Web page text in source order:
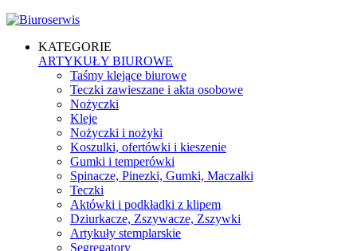
KATEGORIE
ARTYKUŁY BIUROWE
Taśmy klejące biurowe
Teczki zawieszane i akta osobowe
Nożyczki
Kleje
Nożyczki i nożyki
Koszulki, ofertówki i kieszenie
Gumki i temperówki
Spinacze, Pinezki, Gumki, Maczałki
Teczki
Aktówki i podkładki z klipem
Dziurkacze, Zszywacze, Zszywki
Artykuły stemplarskie
Segregatory